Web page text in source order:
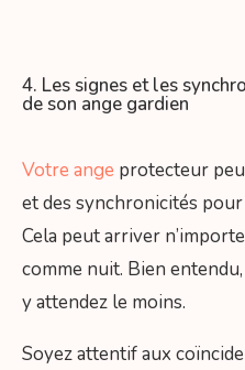
4. Les signes et les
de son ange gardien
Votre ange protecteur
et des synchronicités
Cela peut arriver
comme nuit. Bien
y attendez le moins.
Soyez attentif aux